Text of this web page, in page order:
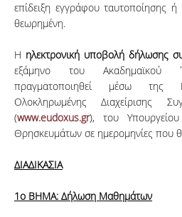
επίδειξη εγγράφου ταυτοποίησης
θεωρημένη.
Η ηλεκτρονική υποβολή δήλωσης
εξάμηνο του
πραγματοποιηθεί μέσω της
Ολοκληρωμένης Διαχείρισης
(www.eudoxus.gr), του
Θρησκευμάτων σε ημερομηνίες που
ΔΙΑΔΙΚΑΣΙΑ
1ο ΒΗΜΑ: Δήλωση Μαθημάτων